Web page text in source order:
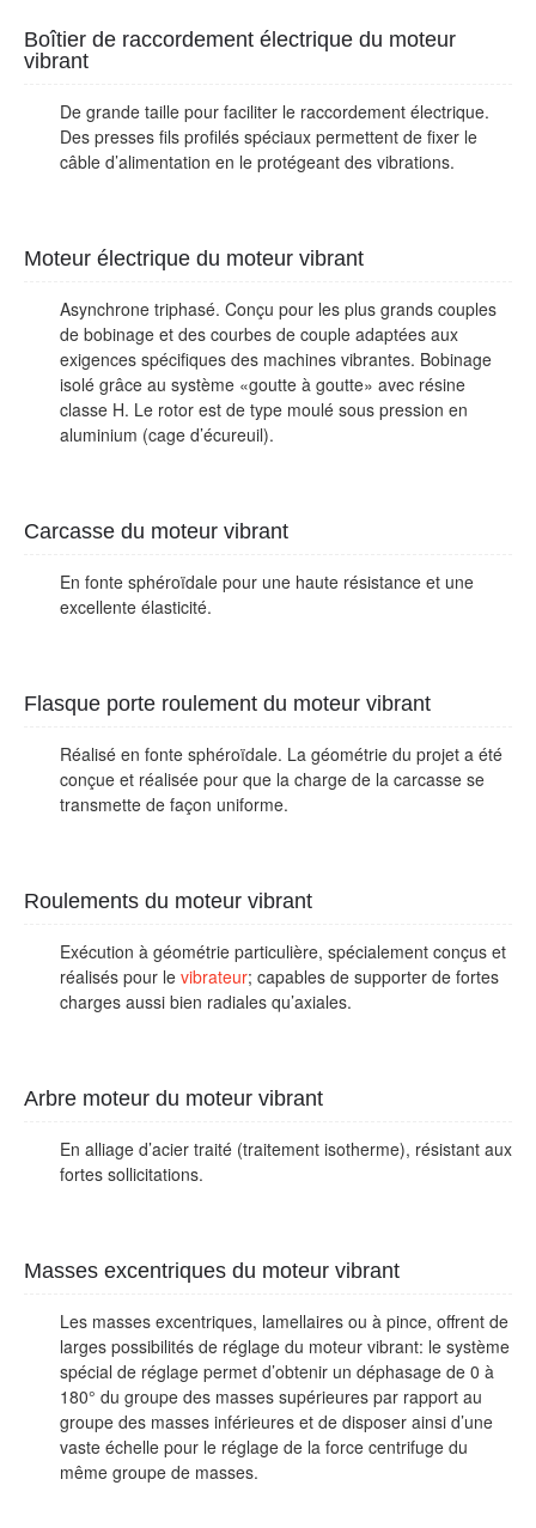
Boîtier de raccordement électrique du moteur
vibrant
De grande taille pour faciliter le raccordement électrique.
Des presses fils profilés spéciaux permettent de fixer le
câble d’alimentation en le protégeant des vibrations.
Moteur électrique du moteur vibrant
Asynchrone triphasé. Conçu pour les plus grands couples
de bobinage et des courbes de couple adaptées aux
exigences spécifiques des machines vibrantes. Bobinage
isolé grâce au système «goutte à goutte» avec résine
classe H. Le rotor est de type moulé sous pression en
aluminium (cage d’écureuil).
Carcasse du moteur vibrant
En fonte sphéroïdale pour une haute résistance et une
excellente élasticité.
Flasque porte roulement du moteur vibrant
Réalisé en fonte sphéroïdale. La géométrie du projet a été
conçue et réalisée pour que la charge de la carcasse se
transmette de façon uniforme.
Roulements du moteur vibrant
Exécution à géométrie particulière, spécialement conçus et
réalisés pour le vibrateur; capables de supporter de fortes
charges aussi bien radiales qu’axiales.
Arbre moteur du moteur vibrant
En alliage d’acier traité (traitement isotherme), résistant aux
fortes sollicitations.
Masses excentriques du moteur vibrant
Les masses excentriques, lamellaires ou à pince, offrent de
larges possibilités de réglage du moteur vibrant: le système
spécial de réglage permet d’obtenir un déphasage de 0 à
180° du groupe des masses supérieures par rapport au
groupe des masses inférieures et de disposer ainsi d’une
vaste échelle pour le réglage de la force centrifuge du
même groupe de masses.